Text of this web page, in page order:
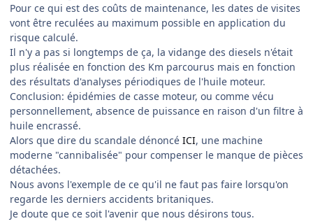
Pour ce qui est des coûts de maintenance, les dates de visites
vont être reculées au maximum possible en application du
risque calculé.
Il n'y a pas si longtemps de ça, la vidange des diesels n'était
plus réalisée en fonction des Km parcourus mais en fonction
des résultats d'analyses périodiques de l'huile moteur.
Conclusion: épidémies de casse moteur, ou comme vécu
personnellement, absence de puissance en raison d'un filtre à
huile encrassé.
Alors que dire du scandale dénoncé ICI, une machine
moderne "cannibalisée" pour compenser le manque de pièces
détachées.
Nous avons l'exemple de ce qu'il ne faut pas faire lorsqu'on
regarde les derniers accidents britaniques.
Je doute que ce soit l'avenir que nous désirons tous.